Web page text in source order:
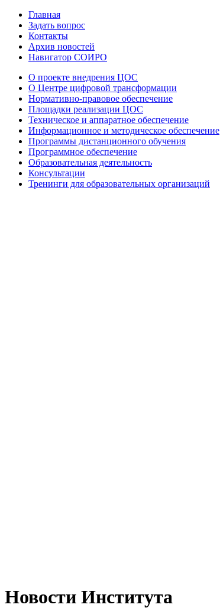
Главная
Задать вопрос
Контакты
Архив новостей
Навигатор СОИРО
О проекте внедрения ЦОС
О Центре цифровой трансформации
Нормативно-правовое обеспечение
Площадки реализации ЦОС
Техническое и аппаратное обеспечение
Информационное и методическое обеспечение
Программы дистанционного обучения
Программное обеспечение
Образовательная деятельность
Консультации
Тренинги для образовательных организаций
Новости Института